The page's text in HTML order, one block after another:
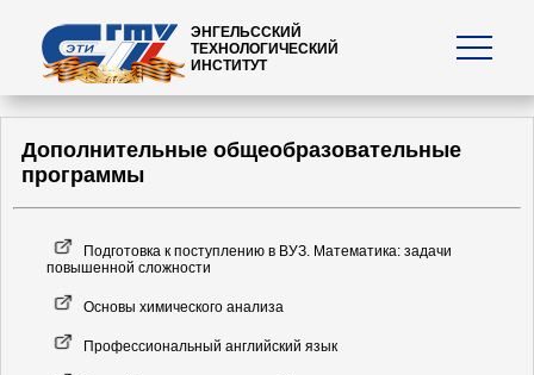
ЭНГЕЛЬССКИЙ
ТЕХНОЛОГИЧЕСКИЙ
ИНСТИТУТ
Дополнительные общеобразовательные
программы
Подготовка к поступлению в ВУЗ. Математика: задачи
повышенной сложности
Основы химического анализа
Профессиональный английский язык